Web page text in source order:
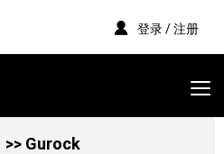
登录 / 注册
>> Gurock